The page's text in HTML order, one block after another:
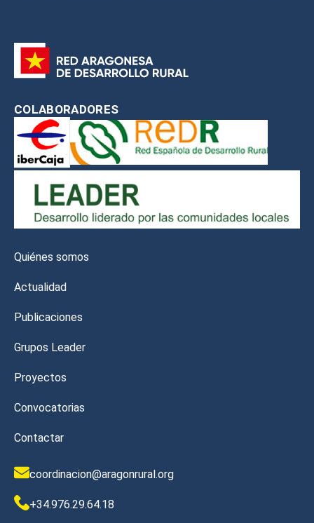
COLABORADORES
Quiénes somos
Actualidad
Publicaciones
Grupos Leader
Proyectos
Convocatorias
Contactar
coordinacion@aragonrural.org
+34.976.29.64.18